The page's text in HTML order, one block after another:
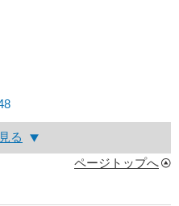
る
ページトップへ